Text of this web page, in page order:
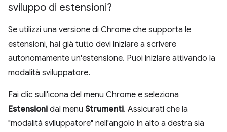
sviluppo di estensioni?
Se utilizzi una versione di Chrome che supporta le
estensioni, hai già tutto devi iniziare a scrivere
autonomamente un'estensione. Puoi iniziare attivando la
modalità sviluppatore.
Fai clic sull'icona del menu Chrome e seleziona
Estensioni dal menu Strumenti. Assicurati che la
"modalità sviluppatore" nell'angolo in alto a destra sia